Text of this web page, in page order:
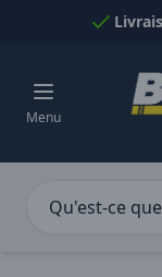
Passer au contenu
Menu